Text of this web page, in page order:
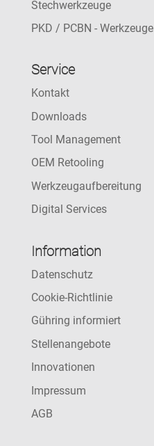
Stechwerkzeuge
PKD / PCBN - Werkzeuge
Service
Kontakt
Downloads
Tool Management
OEM Retooling
Werkzeugaufbereitung
Digital Services
Information
Datenschutz
Cookie-Richtlinie
Gühring informiert
Stellenangebote
Innovationen
Impressum
AGB